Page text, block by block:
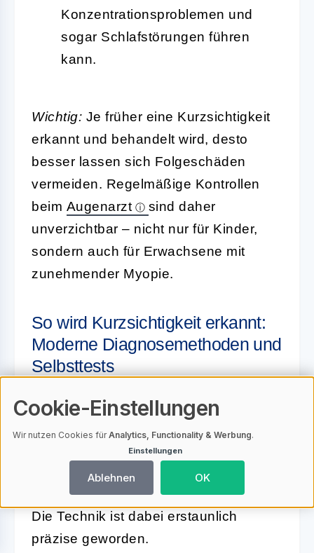
Konzentrationsproblemen und
sogar Schlafstörungen führen
kann.
Wichtig: Je früher eine Kurzsichtigkeit
erkannt und behandelt wird, desto
besser lassen sich Folgeschäden
vermeiden. Regelmäßige Kontrollen
beim Augenarzt
sind daher
unverzichtbar – nicht nur für Kinder,
sondern auch für Erwachsene mit
zunehmender Myopie.
So wird Kurzsichtigkeit erkannt:
Moderne Diagnosemethoden und
Selbsttests
Moderne Diagnosemethoden
frühzeitig und zuverlässig zu erkennen
– oft noch bevor Betroffene selbst
deutliche Einschränkungen bemerken.
Die Technik ist dabei erstaunlich
präzise geworden.
Cookie-Einstellungen
Wir nutzen Cookies fürAnalytics, Functionality & Werbung.
Einstellungen
Ablehnen OK